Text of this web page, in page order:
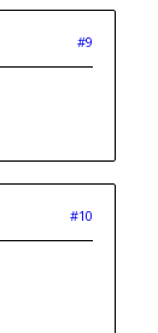
#9
#10